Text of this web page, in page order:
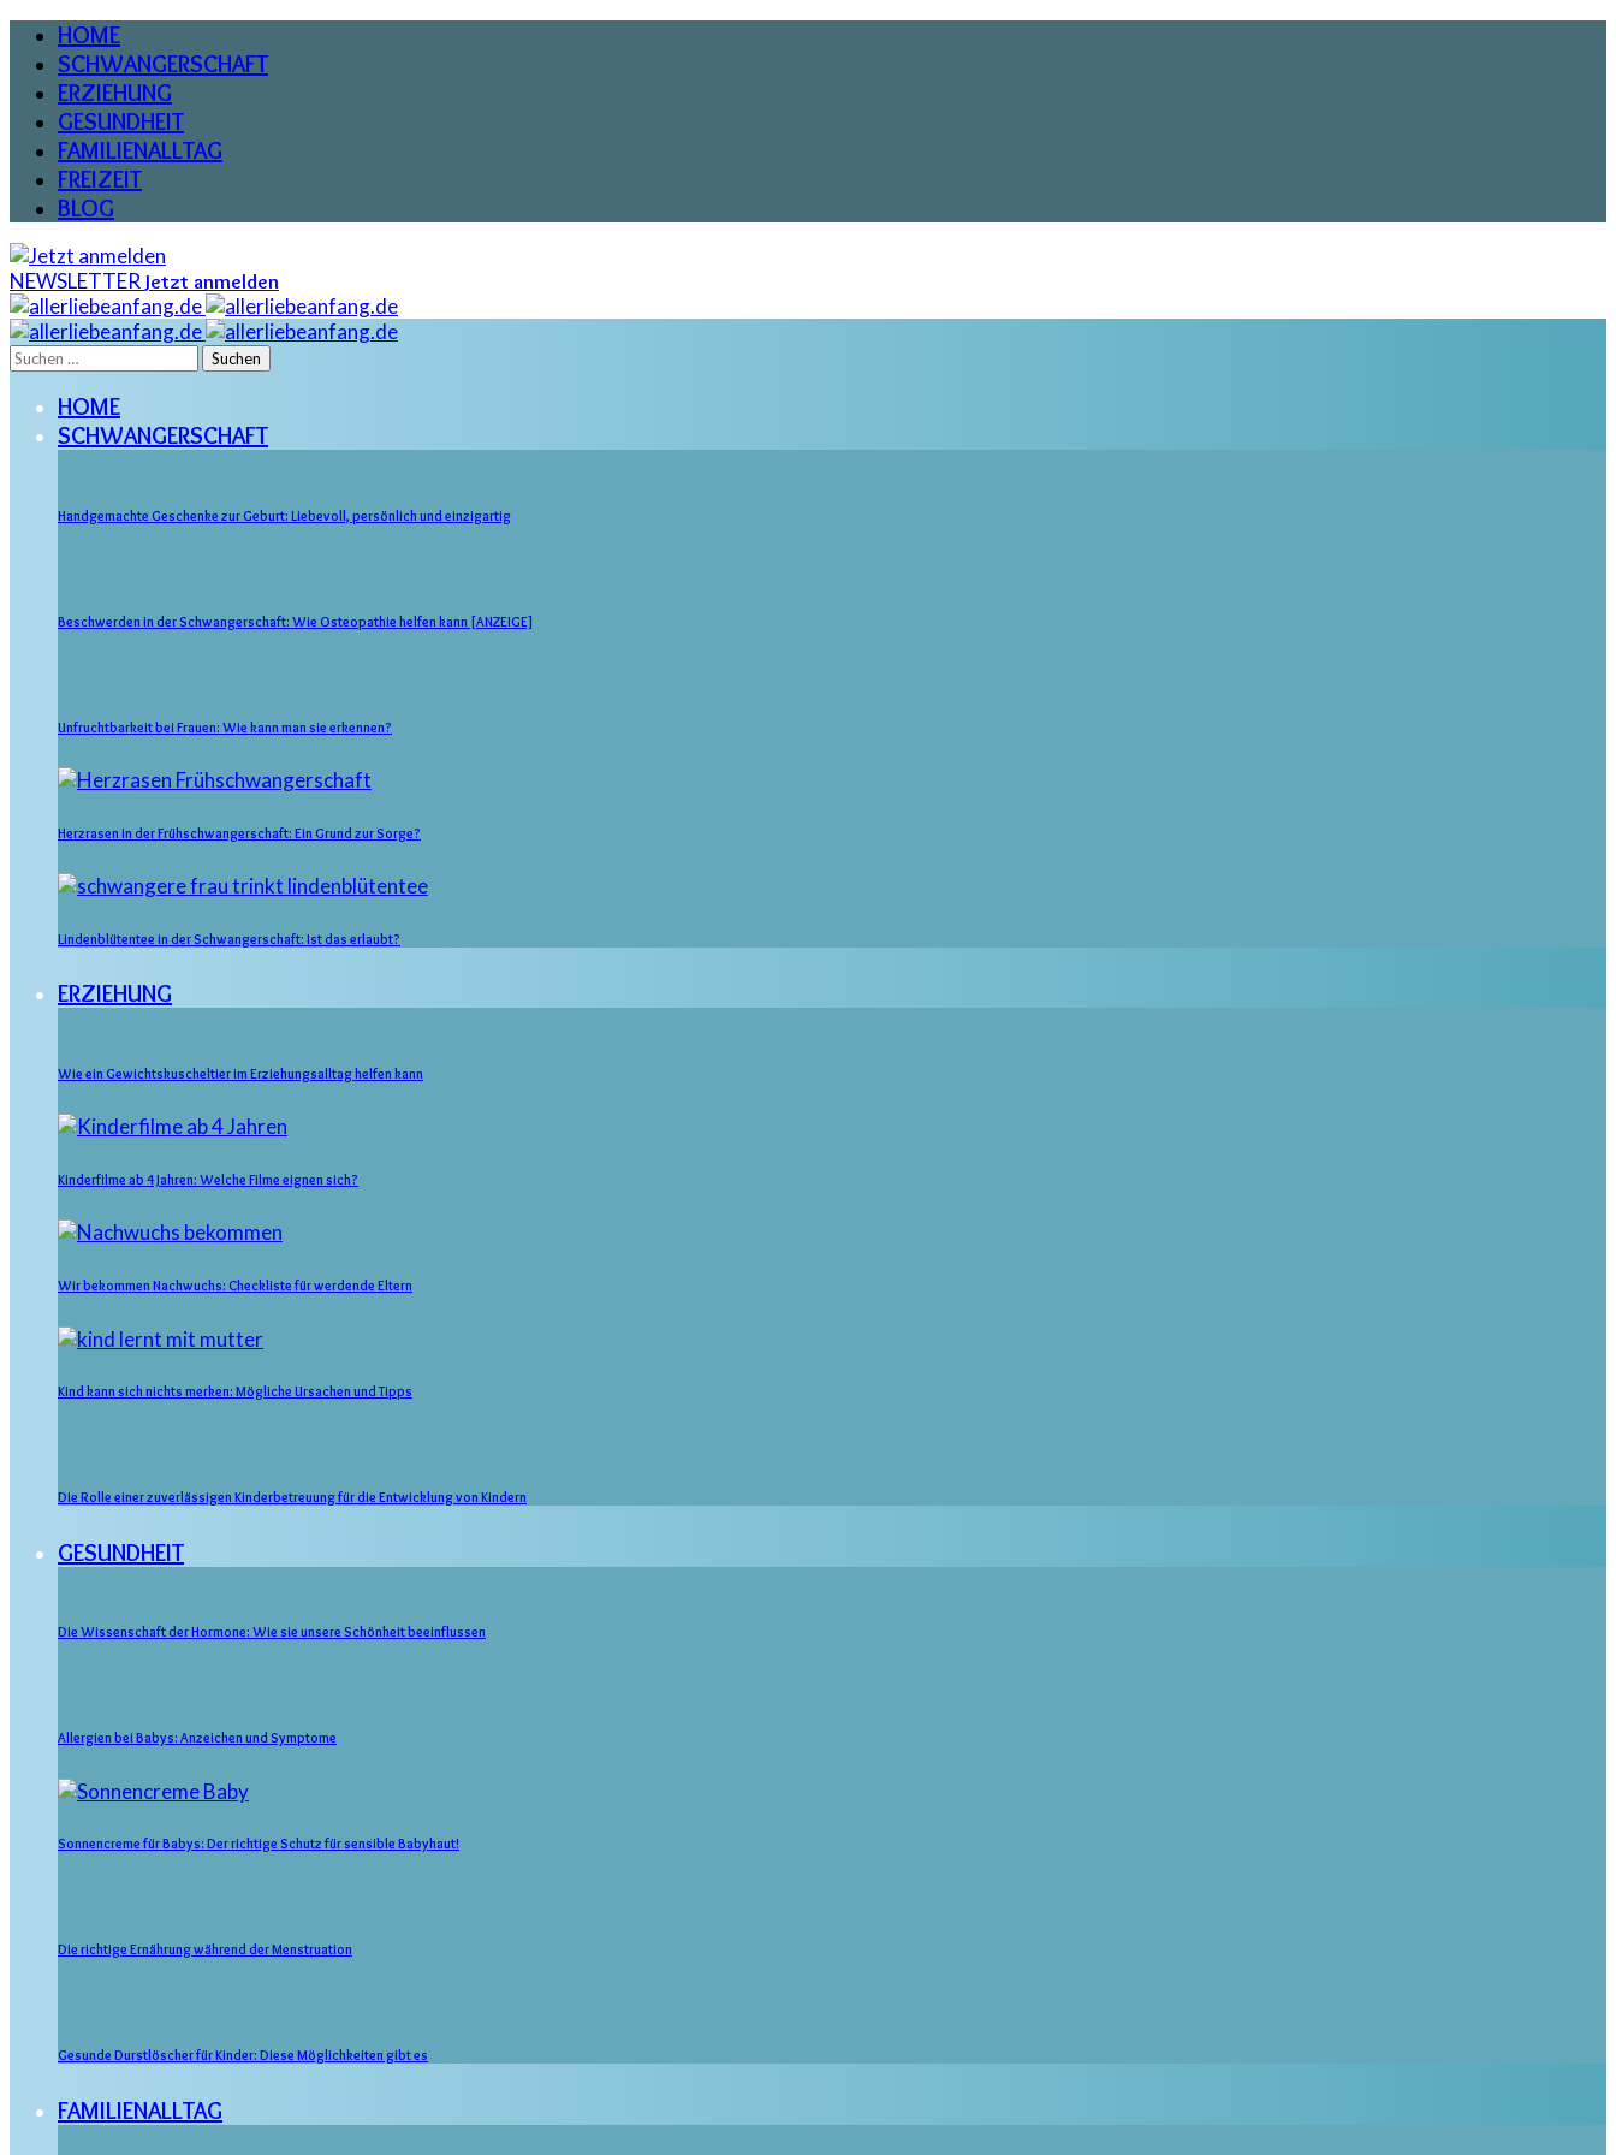
HOME
SCHWANGERSCHAFT
ERZIEHUNG
GESUNDHEIT
FAMILIENALLTAG
FREIZEIT
BLOG
NEWSLETTER Jetzt anmelden
Suchen
HOME
SCHWANGERSCHAFT
Handgemachte Geschenke zur Geburt: Liebevoll, persönlich und einzigartig
Beschwerden in der Schwangerschaft: Wie Osteopathie helfen kann [ANZEIGE]
Unfruchtbarkeit bei Frauen: Wie kann man sie erkennen?
Herzrasen in der Frühschwangerschaft: Ein Grund zur Sorge?
Lindenblütentee in der Schwangerschaft: Ist das erlaubt?
ERZIEHUNG
Wie ein Gewichtskuscheltier im Erziehungsalltag helfen kann
Kinderfilme ab 4 Jahren: Welche Filme eignen sich?
Wir bekommen Nachwuchs: Checkliste für werdende Eltern
Kind kann sich nichts merken: Mögliche Ursachen und Tipps
Die Rolle einer zuverlässigen Kinderbetreuung für die Entwicklung von Kindern
GESUNDHEIT
Die Wissenschaft der Hormone: Wie sie unsere Schönheit beeinflussen
Allergien bei Babys: Anzeichen und Symptome
Sonnencreme für Babys: Der richtige Schutz für sensible Babyhaut!
Die richtige Ernährung während der Menstruation
Gesunde Durstlöscher für Kinder: Diese Möglichkeiten gibt es
FAMILIENALLTAG